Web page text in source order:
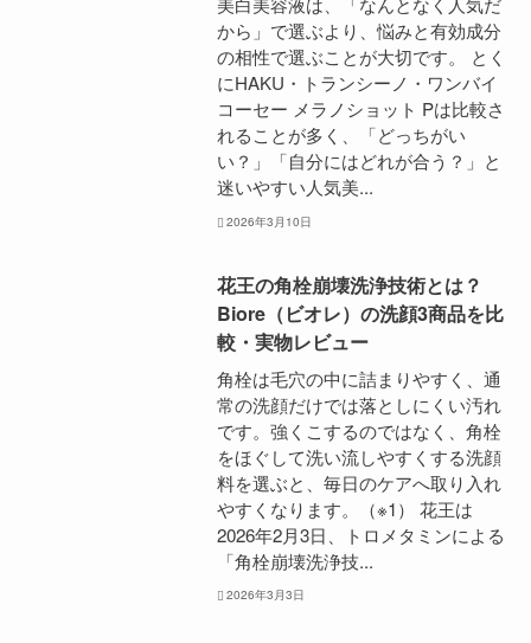
から」で選ぶより、悩みと有効成分
の相性で選ぶことが大切です。 とく
にHAKU・トランシーノ・ワンバイ
コーセー メラノショット Pは比較さ
れることが多く、「どっちがい
い？」「自分にはどれが合う？」と
迷いやすい人気美...
2026年3月10日
花王の角栓崩壊洗浄技術とは？
Biore（ビオレ）の洗顔3商品を比
較・実物レビュー
角栓は毛穴の中に詰まりやすく、通
常の洗顔だけでは落としにくい汚れ
です。強くこするのではなく、角栓
をほぐして洗い流しやすくする洗顔
料を選ぶと、毎日のケアへ取り入れ
やすくなります。（※1） 花王は
2026年2月3日、トロメタミンによる
「角栓崩壊洗浄技...
2026年3月3日